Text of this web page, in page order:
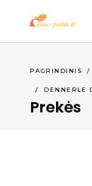
PAGRINDINIS /
/ DENNERLE
Prekės